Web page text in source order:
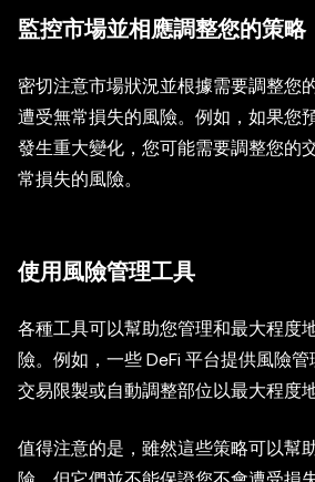
監控市場並相應調整您的策略
密切注意市場狀況並根據需要調整您
遭受無常損失的風險。例如，如果您
發生重大變化，您可能需要調整您的
常損失的風險。
使用風險管理工具
各種工具可以幫助您管理和最大程度
險。例如，一些 DeFi 平台提供風險
交易限製或自動調整部位以最大程度
值得注意的是，雖然這些策略可以幫